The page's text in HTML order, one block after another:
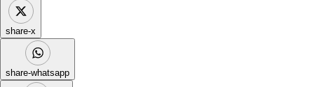
share-x
share-whatsapp